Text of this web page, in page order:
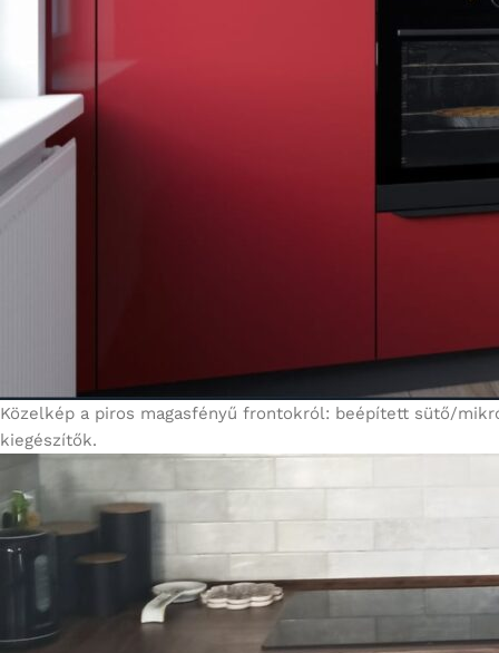
Közelkép a piros magasfényű frontokról: beépített sütő/
kiegészítők.